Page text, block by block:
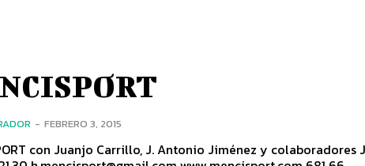
- FEBRERO 3, 2015
con Juanjo Carrillo, J. Antonio Jiménez y colaboradores Jueves,